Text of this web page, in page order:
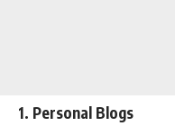
1. Personal Blogs